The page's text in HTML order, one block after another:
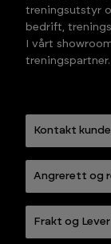
treningsutstyr
bedrift,
I vårt
treningspartner.
Kontakt
Angrerett og
Frakt og